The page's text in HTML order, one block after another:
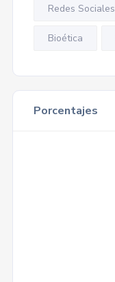
Redes Sociales
Bioética
Porcentajes